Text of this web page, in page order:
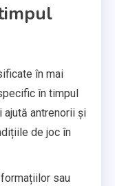
în mai
în timpul
ajută antrenorii și
de joc în
sau